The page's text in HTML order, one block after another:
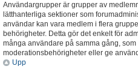
Användargrupper är grupper av
lätthanterliga sektioner som
användar kan vara medlem i flera
behörigheter. Detta gör det enkelt för
många användare på samma gång,
moderationsbehörigheter eller ge
Upp